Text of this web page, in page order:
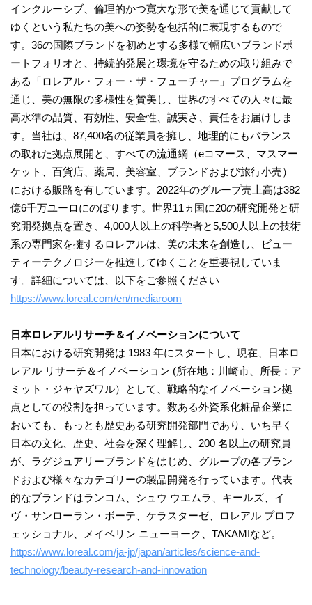
インクルーシブ、倫理的かつ寛大な形で美を通じて貢献して
ゆくという私たちの美への姿勢を包括的に表現するもので
す。36の国際ブランドを初めとする多様で幅広いブランドポ
ートフォリオと、持続的発展と環境を守るための取り組みで
ある「ロレアル・フォー・ザ・フューチャー」プログラムを
通じ、美の無限の多様性を賛美し、世界のすべての人々に最
高水準の品質、有効性、安全性、誠実さ、責任をお届けしま
す。当社は、87,400名の従業員を擁し、地理的にもバランス
の取れた拠点展開と、すべての流通網（eコマース、マスマー
ケット、百貨店、薬局、美容室、ブランドおよび旅行小売）
における販路を有しています。2022年のグループ売上高は382
億6千万ユーロにのぼります。世界11ヵ国に20の研究開発と研
究開発拠点を置き、4,000人以上の科学者と5,500人以上の技術
系の専門家を擁するロレアルは、美の未来を創造し、ビュー
ティーテクノロジーを推進してゆくことを重要視していま
す。詳細については、以下をご参照ください
https://www.loreal.com/en/mediaroom
日本ロレアルリサーチ＆イノベーションについて
日本における研究開発は 1983 年にスタートし、現在、日本ロ
レアル リサーチ＆イノベーション (所在地：川崎市、所長：ア
ミット・ジャヤズワル）として、戦略的なイノベーション拠
点としての役割を担っています。数ある外資系化粧品企業に
おいても、もっとも歴史ある研究開発部門であり、いち早く
日本の文化、歴史、社会を深く理解し、200 名以上の研究員
が、ラグジュアリーブランドをはじめ、グループの各ブラン
ドおよび様々なカテゴリーの製品開発を行っています。代表
的なブランドはランコム、シュウ ウエムラ、キールズ、イ
ヴ・サンローラン・ボーテ、ケラスターゼ、ロレアル プロフ
ェッショナル、メイベリン ニューヨーク、TAKAMIなど。
https://www.loreal.com/ja-jp/japan/articles/science-and-
technology/beauty-research-and-innovation